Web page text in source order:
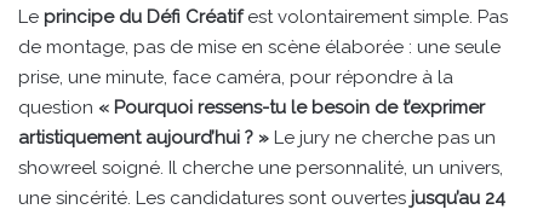
Le principe du Défi Créatifest volontairement simple. Pas
de montage, pas de mise en scène élaborée : une seule
prise, une minute, face caméra, pour répondre à la
question « Pourquoi ressens-tu le besoin de t’exprimer
artistiquement aujourd’hui ? » Le jury ne cherche pas un
showreel soigné. Il cherche une personnalité, un univers,
une sincérité. Les candidatures sont ouvertes jusqu’au 24